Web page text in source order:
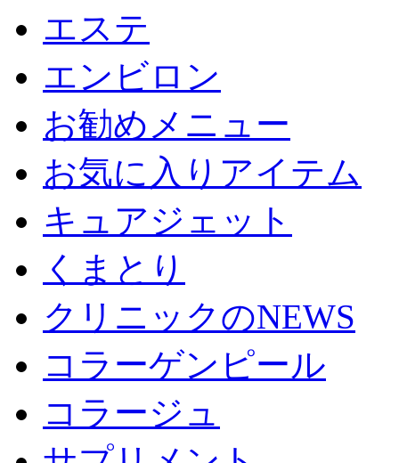
エステ
エンビロン
お勧めメニュー
お気に入りアイテム
キュアジェット
くまとり
クリニックのNEWS
コラーゲンピール
コラージュ